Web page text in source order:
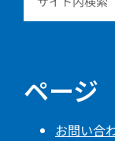
ページ
お問い合